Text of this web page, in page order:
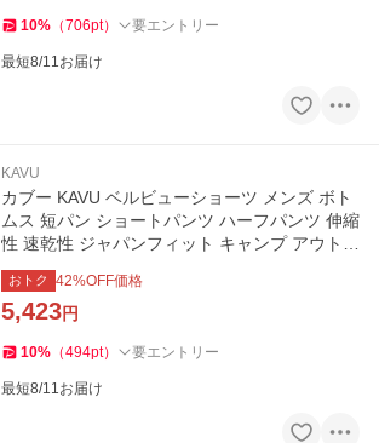
10% （706pt） 要エントリー
最短8/11お届け
KAVU
カブー KAVU ベルビューショーツ メンズ ボト
ムス 短パン ショートパンツ ハーフパンツ 伸縮
性 速乾性 ジャパンフィット キャンプ アウトド
ア タウンユース
おトク 42%OFF価格
5,423円
10% （494pt） 要エントリー
最短8/11お届け